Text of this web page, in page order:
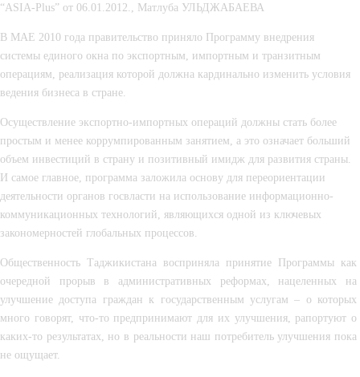
“ASIA-Plus” от 06.01.2012., Матлуба УЛЬДЖАБАЕВА
В МАЕ 2010 года правительство приняло Программу внедрения
системы единого окна по экспортным, импортным и транзитным
операциям, реализация которой должна кардинально изменить условия
ведения бизнеса в стране.
Осуществление экспортно-импортных операций должны стать более
простым и менее коррумпированным занятием, а это означает больший
объем инвестиций в страну и позитивный имидж для развития страны.
И самое главное, программа заложила основу для переориентации
деятельности органов госвласти на использование информационно-
коммуникационных технологий, являющихся одной из ключевых
закономерностей глобальных процессов.
Общественность Таджикистана восприняла принятие Программы как
очередной прорыв в административных реформах, нацеленных на
улучшение доступа граждан к государственным услугам – о которых
много говорят, что-то предпринимают для их улучшения, рапортуют о
каких-то результатах, но в реальности наш потребитель улучшения пока
не ощущает.